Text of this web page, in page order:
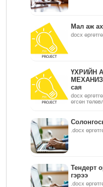
Мал аж
docx
ҮХРИЙН
сая
docx
өгсөн
.docx
Тендерт
гэрээ
.docx